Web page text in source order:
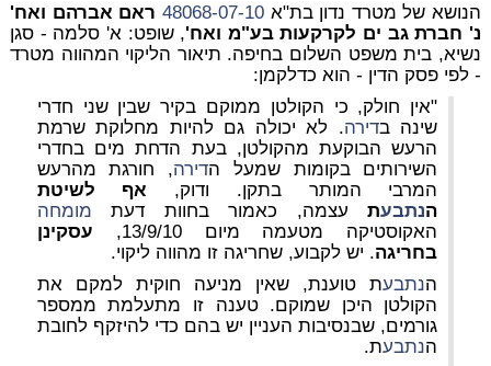
הנושא של מטרד נדון בת"א48068-07-10 ראם אברהם ואח'
נ' חברת גב ים לקרקעות בע"מ ואח', שופט: א' סלמה - סגן
נשיא, בית משפט השלום בחיפה. תיאור הליקוי המהווה מטרד
- לפי פסק הדין - הוא כדלקמן:
"אין חולק, כי הקולטן ממוקם בקיר שבין שני חדרי
שינה בדירה. לא יכולה גם להיות מחלוקת שרמת
הרעש הבוקעת מהקולטן, בעת הדחת מים בחדרי
השירותים בקומות שמעל הדירה, חורגת מהרעש
המרבי המותר בתקן. ודוק, אף לשיטת
הנתבעתעצמה, כאמור בחוות דעת מומחה
האקוסטיקה מטעמה מיום 13/9/10,
עסקינן
בחריגה. יש לקבוע, שחריגה זו מהווה ליקוי.
הנתבעת טוענת, שאין מניעה חוקית למקם את
הקולטן היכן שמוקם. טענה זו מתעלמת ממספר
גורמים, שבנסיבות העניין יש בהם כדי להיזקף לחובת
הנתבעת.